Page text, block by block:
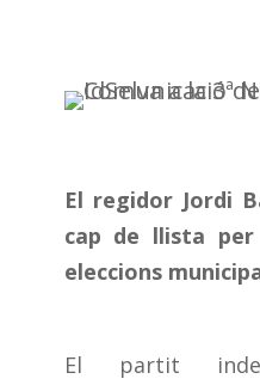
El regidor Jordi
cap de llista
eleccions
El partit